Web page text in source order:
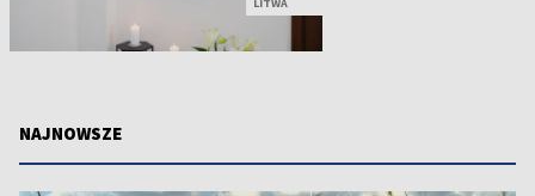
LITWA
NAJNOWSZE